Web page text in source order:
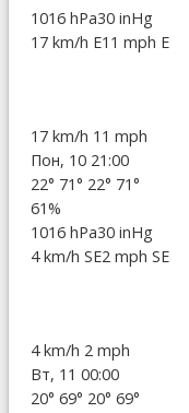
1016 hPa30 inHg
17 km/h E11 mph E
17 km/h 11 mph
Пон, 10 21:00
22° 71° 22° 71°
61%
1016 hPa30 inHg
4 km/h SE2 mph SE
4 km/h 2 mph
Вт, 11 00:00
20° 69° 20° 69°